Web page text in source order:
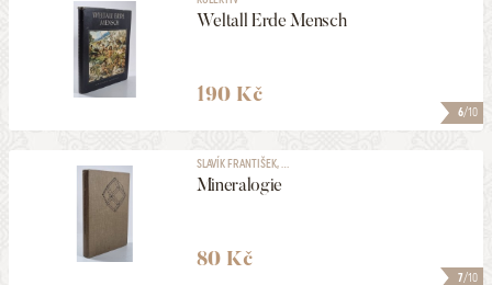
6/10
Weltall Erde Mensch
190 Kč
7/10
SLAVÍK FRANTIŠEK, ...
Mineralogie
80 Kč